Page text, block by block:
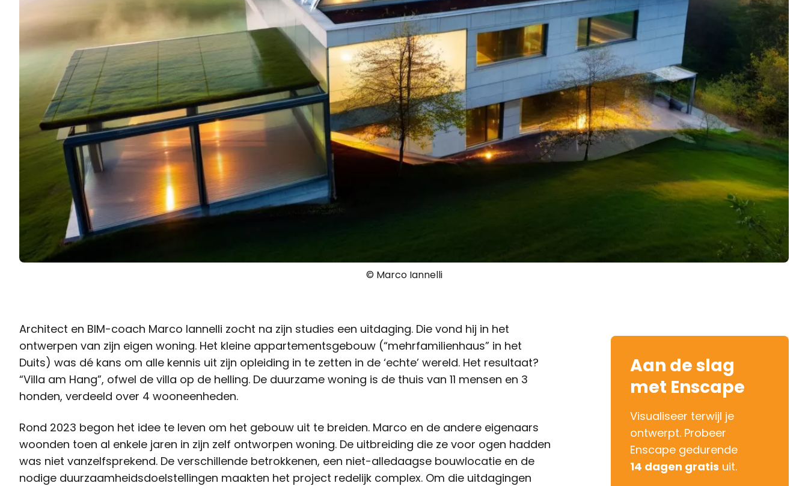
© Marco Iannelli
Architect en BIM-coach Marco Iannelli zocht na zijn studies een uitdaging. Die vond hij in het
ontwerpen van zijn eigen woning. Het kleine appartementsgebouw (“mehrfamilienhaus” in het
Duits) was dé kans om alle kennis uit zijn opleiding in te zetten in de ‘echte’ wereld. Het resultaat?
“Villa am Hang”, ofwel de villa op de helling. De duurzame woning is de thuis van 11 mensen en 3
honden, verdeeld over 4 wooneenheden.
Rond 2023 begon het idee te leven om het gebouw uit te breiden. Marco en de andere eigenaars
woonden toen al enkele jaren in zijn zelf ontworpen woning. De uitbreiding die ze voor ogen hadden
was niet vanzelfsprekend. De verschillende betrokkenen, een niet-alledaagse bouwlocatie en de
nodige duurzaamheidsdoelstellingen maakten het project redelijk complex. Om die uitdagingen
Aan de slag
met Enscape
Visualiseer terwijl je
ontwerpt. Probeer
Enscape gedurende
14 dagen gratis uit.